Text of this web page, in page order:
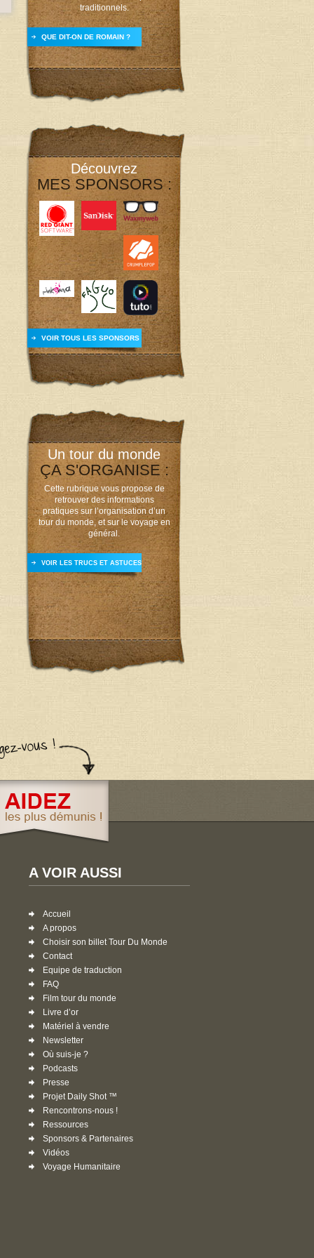
traditionnels.
QUE DIT-ON DE ROMAIN ?
Découvrez
MES SPONSORS :
VOIR TOUS LES SPONSORS
Un tour du monde
ÇA S'ORGANISE :
Cette rubrique vous propose de
retrouver des informations
pratiques sur l’organisation d’un
tour du monde, et sur le voyage en
général.
VOIR LES TRUCS ET ASTUCES
A VOIR AUSSI
Accueil
A propos
Choisir son billet Tour Du Monde
Contact
Equipe de traduction
FAQ
Film tour du monde
Livre d’or
Matériel à vendre
Newsletter
Où suis-je ?
Podcasts
Presse
Projet Daily Shot ™
Rencontrons-nous !
Ressources
Sponsors & Partenaires
Vidéos
Voyage Humanitaire